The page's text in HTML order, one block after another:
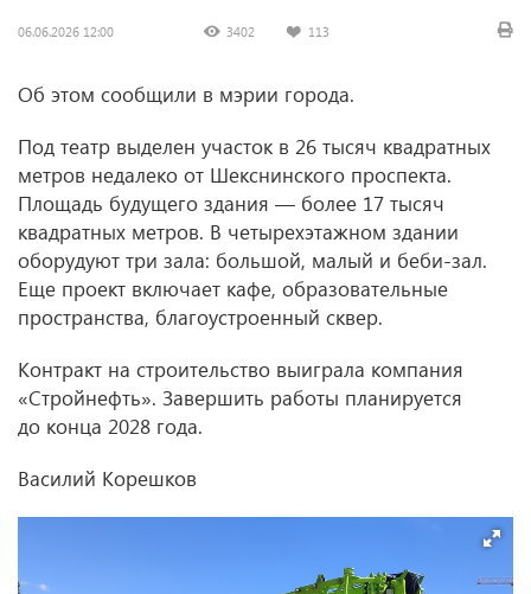
06.06.2026 12:00 3402 113
Об этом сообщили в мэрии города.
Под театр выделен участок в 26 тысяч квадратных
метров недалеко от Шекснинского проспекта.
Площадь будущего здания — более 17 тысяч
квадратных метров. В четырехэтажном здании
оборудуют три зала: большой, малый и беби‑зал.
Еще проект включает кафе, образовательные
пространства, благоустроенный сквер.
Контракт на строительство выиграла компания
«Стройнефть». Завершить работы планируется
до конца 2028 года.
Василий Корешков